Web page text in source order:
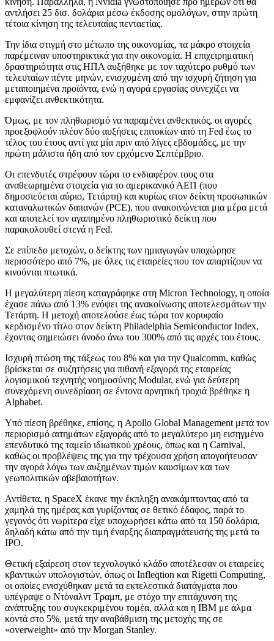
αντλήσει 25 δισ. δολάρια μέσω έκδοσης ομολόγων, στην πρώτη
τέτοια κίνηση της τελευταίας πενταετίας.
Την ίδια στιγμή στο μέτωπο της οικονομίας, τα μάκρο στοιχεία
παρέμειναν υποστηρικτικά για την οικονομία. Η επιχειρηματική
δραστηριότητα στις ΗΠΑ αυξήθηκε με τον ταχύτερο ρυθμό των
τελευταίων πέντε μηνών, ενισχυμένη από την ισχυρή ζήτηση για
μεταποιημένα προϊόντα, ενώ η αγορά εργασίας συνεχίζει να
εμφανίζει ανθεκτικότητα.
Όμως, με τον πληθωρισμό να παραμένει ανθεκτικός, οι αγορές
προεξοφλούν πλέον δύο αυξήσεις επιτοκίων από τη Fed έως το
τέλος του έτους αντί για μία πριν από λίγες εβδομάδες, με την
πρώτη μάλιστα ήδη από τον ερχόμενο Σεπτέμβριο.
Οι επενδυτές στρέφουν τώρα το ενδιαφέρον τους στα
αναθεωρημένα στοιχεία για το αμερικανικό ΑΕΠ (που
δημοσιεύεται αύριο, Τετάρτη) και κυρίως στον δείκτη προσωπικών
καταναλωτικών δαπανών (PCE), που ανακοινώνεται μια μέρα μετά
και αποτελεί τον αγαπημένο πληθωριστικό δείκτη που
παρακολουθεί στενά η Fed.
Σε επίπεδο μετοχών, ο δείκτης των ημιαγωγών υποχώρησε
περισσότερο από 7%, με όλες τις εταιρείες που τον απαρτίζουν να
κινούνται πτωτικά.
Η μεγαλύτερη πίεση καταγράφηκε στη Micron Technology, η οποία
έχασε πάνω από 13% ενόψει της ανακοίνωσης αποτελεσμάτων την
Τετάρτη. Η μετοχή αποτελούσε έως τώρα τον κορυφαίο
κερδισμένο τίτλο στον δείκτη Philadelphia Semiconductor Index,
έχοντας σημειώσει άνοδο άνω του 300% από τις αρχές του έτους.
Ισχυρή πτώση της τάξεως του 8% και για την Qualcomm, καθώς
βρίσκεται σε συζητήσεις για πιθανή εξαγορά της εταιρείας
λογισμικού τεχνητής νοημοσύνης Modular, ενώ για δεύτερη
συνεχόμενη συνεδρίαση σε έντονα αρνητική τροχιά βρέθηκε η
Alphabet.
Υπό πίεση βρέθηκε, επίσης, η Apollo Global Management μετά τον
περιορισμό αιτημάτων εξαγοράς από το μεγαλύτερο μη εισηγμένο
επενδυτικό της ταμείο ιδιωτικού χρέους, όπως και η Carnival,
καθώς οι προβλέψεις της για την τρέχουσα χρήση απογοήτευσαν
την αγορά λόγω των αυξημένων τιμών καυσίμων και των
γεωπολιτικών αβεβαιοτήτων.
Αντίθετα, η SpaceX έκανε την έκπληξη ανακάμπτοντας από τα
χαμηλά της ημέρας και γυρίζοντας σε θετικό έδαφος, παρά το
γεγονός ότι νωρίτερα είχε υποχωρήσει κάτω από τα 150 δολάρια,
δηλαδή κάτω από την τιμή έναρξης διαπραγμάτευσής της μετά το
IPO.
Θετική εξαίρεση στον τεχνολογικό κλάδο αποτέλεσαν οι εταιρείες
κβαντικών υπολογιστών, όπως οι Infleqtion και Rigetti Computing,
οι οποίες ενισχύθηκαν μετά τα εκτελεστικά διατάγματα που
υπέγραψε ο Ντόναλντ Τραμπ, με στόχο την επιτάχυνση της
ανάπτυξης του συγκεκριμένου τομέα, αλλά και η IBM με άλμα
κοντά στο 5%, μετά την αναβάθμιση της μετοχής της σε
«overweight» από την Morgan Stanley.